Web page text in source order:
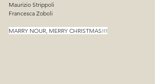
Maurizio Strippoli
Francesca Zoboli
MARRY NOUR, MERRY CHRISTMAS!!!